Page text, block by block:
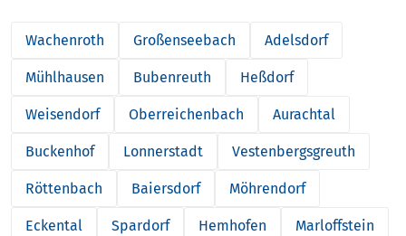
Wachenroth Großenseebach Adelsdorf
Mühlhausen Bubenreuth Heßdorf
Weisendorf Oberreichenbach Aurachtal
Buckenhof Lonnerstadt Vestenbergsgreuth
Röttenbach Baiersdorf Möhrendorf
Eckental Spardorf Hemhofen Marloffstein